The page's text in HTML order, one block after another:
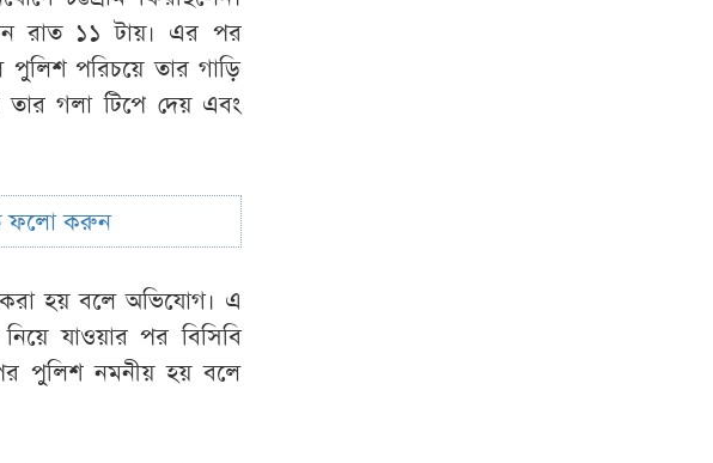
রাত ১১ টায়। এর পর
পুলিশ পরিচয়ে তার গাড়ি
তার গলা টিপে দেয় এবং
ফলো করুন
করা হয় বলে অভিযোগ। এ
যাওয়ার পর বিসিবি
পুলিশ নমনীয় হয় বলে